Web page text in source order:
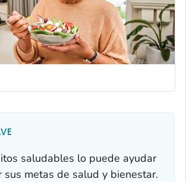
saludables lo puede ayudar
sus metas de salud y bienestar.